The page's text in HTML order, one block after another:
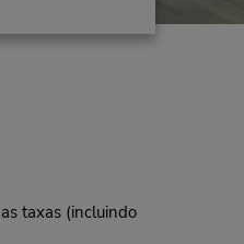
taxas (incluindo